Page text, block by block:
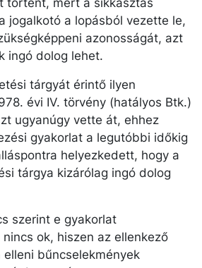
történt, mert a sikkasztás
jogalkotó a lopásból vezette le,
azonosságát, azt
ingó dolog lehet.
tárgyát érintő ilyen
évi IV. törvény (hatályos Btk.)
ugyanúgy vette át, ehhez
gyakorlat a legutóbbi időkig
helyezkedett, hogy a
tárgya kizárólag ingó dolog
szerint e gyakorlat
ok, hiszen az ellenkező
bűncselekmények